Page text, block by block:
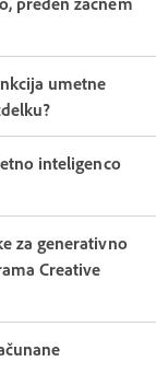
umetne
inteligenco
za generativno
Creative